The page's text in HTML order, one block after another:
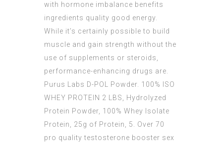
with hormone imbalance benefits
ingredients quality good energy.
While it’s certainly possible to build
muscle and gain strength without the
use of supplements or steroids,
performance-enhancing drugs are.
Purus Labs D-POL Powder. 100% ISO
WHEY PROTEIN 2 LBS, Hydrolyzed
Protein Powder, 100% Whey Isolate
Protein, 25g of Protein, 5. Over 70
pro quality testosterone booster sex